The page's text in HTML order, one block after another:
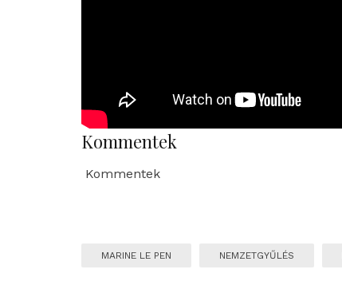
Kommentek
Kommentek
MARINE LE PEN NEMZETGYŰLÉS